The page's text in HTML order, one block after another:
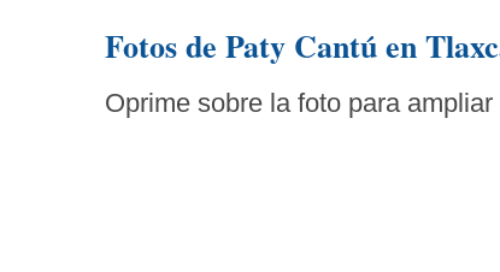
Fotos de Paty Cantú en
Oprime sobre la foto para